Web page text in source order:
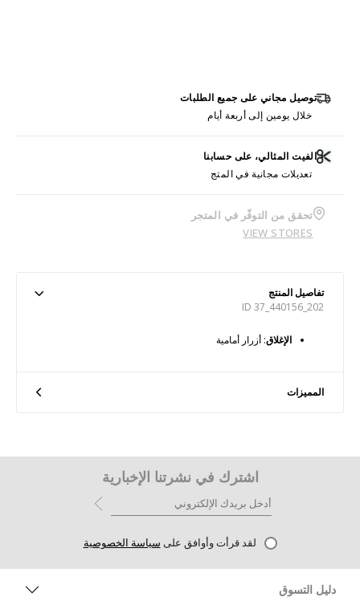
توصيل مجاني على جميع الطلبات
خلال يومين إلى أربعة أيام
الفيت المثالي، على حسابنا
تعديلات مجانية في المتج
تحقق من التوفّر في المتجر
VIEW STORES
تفاصيل المنتج
ID 37_440156_202
الإغلاق: أزرار أمامية
المميزات
اشترك في نشرتنا الإخبارية
لقد قرأت وأوافق على سياسة الخصوصية
دليل التسوق